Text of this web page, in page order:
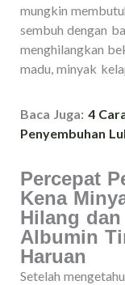
mungkin
sembuh dengan
menghilangkan
madu, minyak
Baca Juga: 4
Penyembuhan
Percepat
Kena
Hilang
Albumin
Haruan
Setelah